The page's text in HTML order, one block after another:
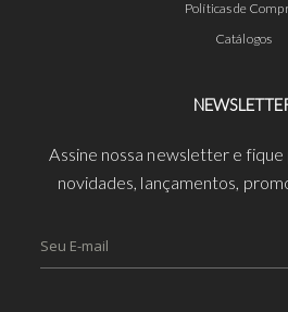
Políticas de
Catálogos
Assine nossa newsletter e
novidades, lançamentos,